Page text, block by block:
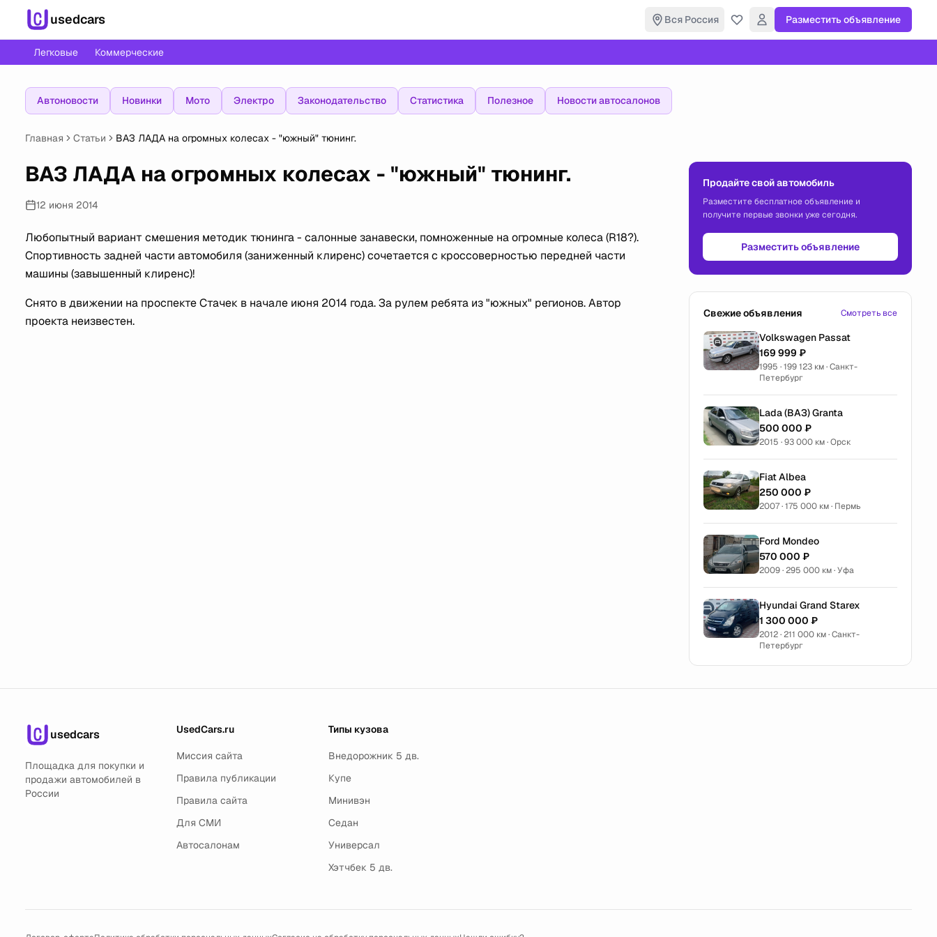
usedcars Вся Россия Разместить объявление
Легковые Коммерческие
Автоновости Новинки Мото Электро Законодательство Статистика Полезное Новости автосалонов
Главная Статьи ВАЗ ЛАДА на огромных колесах - "южный" тюнинг.
ВАЗ ЛАДА на огромных колесах - "южный" тюнинг.
12 июня 2014
Любопытный вариант смешения методик тюнинга - салонные занавески, помноженные на огромные колеса (R18?).
Спортивность задней части автомобиля (заниженный клиренс) сочетается с кроссоверностью передней части
машины (завышенный клиренс)!
Снято в движении на проспекте Стачек в начале июня 2014 года. За рулем ребята из "южных" регионов. Автор
проекта неизвестен.
Продайте свой автомобиль
Разместите бесплатное объявление и
получите первые звонки уже сегодня.
Разместить объявление
Свежие объявления Смотреть все
Volkswagen Passat
169 999 ₽
1995 · 199 123 км · Санкт-
Петербург
Lada (ВАЗ) Granta
500 000 ₽
2015 · 93 000 км · Орск
Fiat Albea
250 000 ₽
2007 · 175 000 км · Пермь
Ford Mondeo
570 000 ₽
2009 · 295 000 км · Уфа
Hyundai Grand Starex
1 300 000 ₽
2012 · 211 000 км · Санкт-
Петербург
usedcars
Площадка для покупки и
продажи автомобилей в
России
UsedCars.ru
Миссия сайта
Правила публикации
Правила сайта
Для СМИ
Автосалонам
Типы кузова
Внедорожник 5 дв.
Купе
Минивэн
Седан
Универсал
Хэтчбек 5 дв.